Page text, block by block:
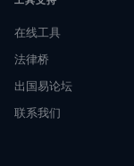
在线工具
法律桥
出国易论坛
联系我们